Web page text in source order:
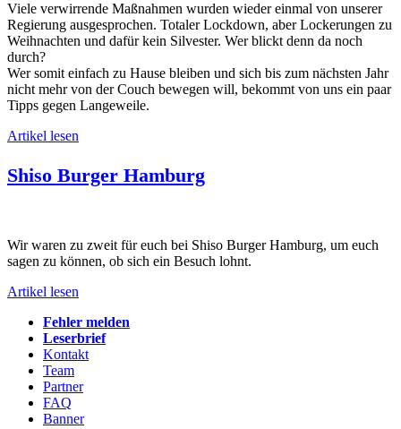
Viele verwirrende Maßnahmen wurden wieder einmal von unserer
Regierung ausgesprochen. Totaler Lockdown, aber Lockerungen zu
Weihnachten und dafür kein Silvester. Wer blickt denn da noch
durch?
Wer somit einfach zu Hause bleiben und sich bis zum nächsten Jahr
nicht mehr von der Couch bewegen will, bekommt von uns ein paar
Tipps gegen Langeweile.
Artikel lesen
Shiso Burger Hamburg
Wir waren zu zweit für euch bei Shiso Burger Hamburg, um euch
sagen zu können, ob sich ein Besuch lohnt.
Artikel lesen
Fehler melden
Leserbrief
Kontakt
Team
Partner
FAQ
Banner